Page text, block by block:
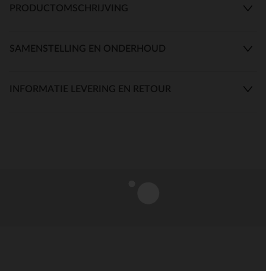
PRODUCTOMSCHRIJVING
SAMENSTELLING EN ONDERHOUD
INFORMATIE LEVERING EN RETOUR